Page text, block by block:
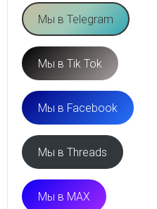
Мы в Telegram
Мы в Tik Tok
Мы в Facebook
Мы в Threads
Мы в MAX